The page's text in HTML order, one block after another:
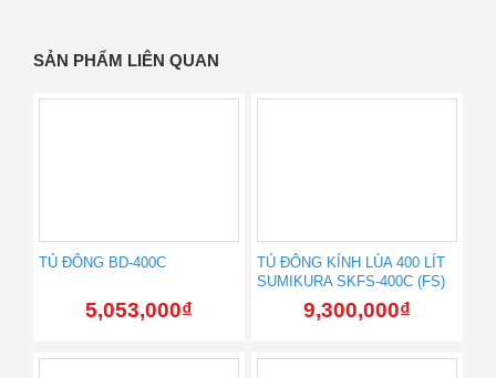
SẢN PHẨM LIÊN QUAN
TỦ ĐÔNG BD-400C
5,053,000₫
TỦ ĐÔNG KÍNH LÙA 400 LÍT
SUMIKURA SKFS-400C (FS)
9,300,000₫